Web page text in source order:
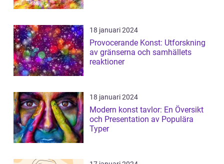
18 januari 2024
Provocerande Konst: Utforskning
av gränserna och samhällets
reaktioner
18 januari 2024
Modern konst tavlor: En Översikt
och Presentation av Populära
Typer